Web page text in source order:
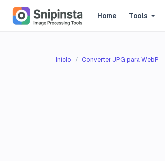
Home Tools
Início Converter JPG para WebP